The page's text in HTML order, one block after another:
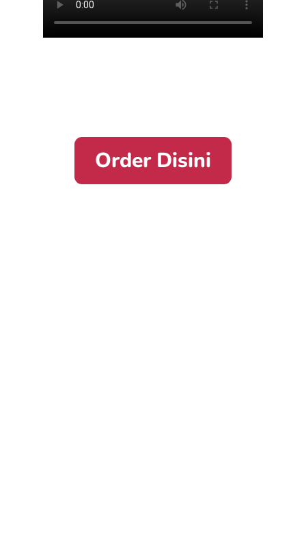
Order Disini